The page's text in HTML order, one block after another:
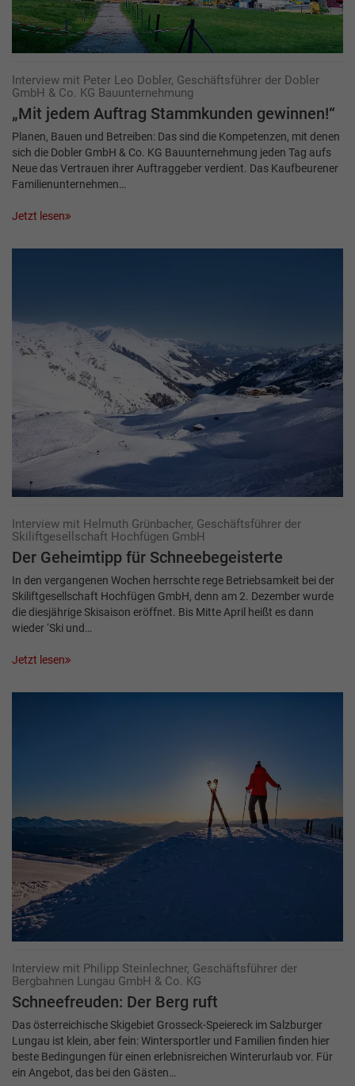
Interview mit Peter Leo Dobler, Geschäftsführer der Dobler
GmbH & Co. KG Bauunternehmung
„Mit jedem Auftrag Stammkunden gewinnen!“
Planen, Bauen und Betreiben: Das sind die Kompetenzen, mit denen
sich die Dobler GmbH & Co. KG Bauunternehmung jeden Tag aufs
Neue das Vertrauen ihrer Auftraggeber verdient. Das Kaufbeurener
Familienunternehmen…
Jetzt lesen
Interview mit Helmuth Grünbacher, Geschäftsführer der
Skiliftgesellschaft Hochfügen GmbH
Der Geheimtipp für Schneebegeisterte
In den vergangenen Wochen herrschte rege Betriebsamkeit bei der
Skiliftgesellschaft Hochfügen GmbH, denn am 2. Dezember wurde
die diesjährige Skisaison eröffnet. Bis Mitte April heißt es dann
wieder ‘Ski und…
Jetzt lesen
Interview mit Philipp Steinlechner, Geschäftsführer der
Bergbahnen Lungau GmbH & Co. KG
Schneefreuden: Der Berg ruft
Das österreichische Skigebiet Grosseck-Speiereck im Salzburger
Lungau ist klein, aber fein: Wintersportler und Familien finden hier
beste Bedingungen für einen erlebnisreichen Winterurlaub vor. Für
ein Angebot, das bei den Gästen…